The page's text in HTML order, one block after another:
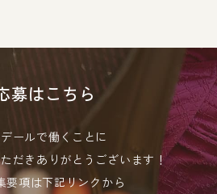
募はこちら
ールで働くことに
だきありがとうございます！
要項は下記リンクから